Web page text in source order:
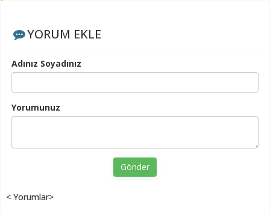
YORUM EKLE
Adınız Soyadınız
Yorumunuz
Gönder
< Yorumlar>